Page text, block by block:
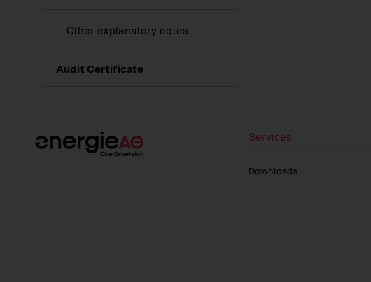
Other explanatory notes
Audit Certificate
Services
Downloads